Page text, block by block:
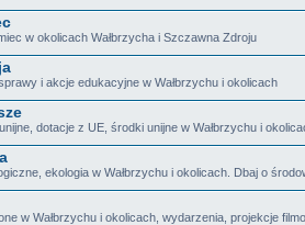
w okolicach Wałbrzycha i Szczawna Zdroju
i akcje edukacyjne w Wałbrzychu i okolicach
dotacje z UE, środki unijne w Wałbrzychu i
ekologia w Wałbrzychu i okolicach. Dbaj o
w Wałbrzychu i okolicach, wydarzenia, projekcje